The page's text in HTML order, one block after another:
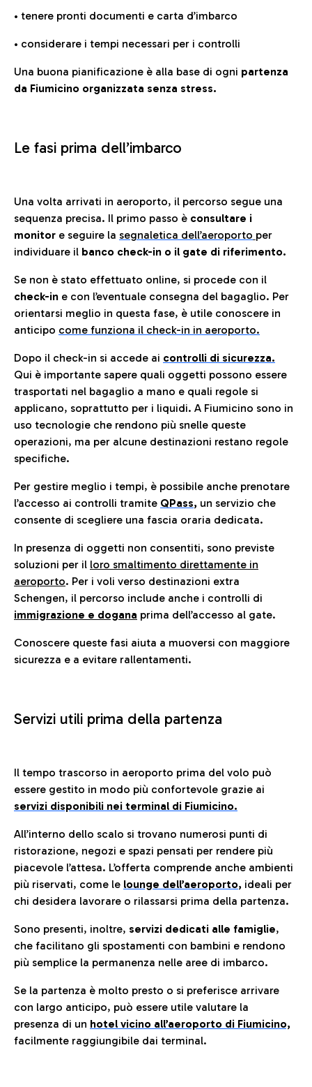
• tenere pronti documenti e carta d’imbarco
• considerare i tempi necessari per i controlli
Una buona pianificazione è alla base di ogni partenza
da Fiumicino organizzata senza stress.
Le fasi prima dell’imbarco
Una volta arrivati in aeroporto, il percorso segue una
sequenza precisa. Il primo passo è consultare i
monitor e seguire la segnaletica dell’aeroporto per
individuare il banco check-in o il gate di riferimento.
Se non è stato effettuato online, si procede con il
check-in e con l’eventuale consegna del bagaglio. Per
orientarsi meglio in questa fase, è utile conoscere in
anticipo come funziona il check-in in aeroporto.
Dopo il check-in si accede ai controlli di sicurezza.
Qui è importante sapere quali oggetti possono essere
trasportati nel bagaglio a mano e quali regole si
applicano, soprattutto per i liquidi. A Fiumicino sono in
uso tecnologie che rendono più snelle queste
operazioni, ma per alcune destinazioni restano regole
specifiche.
Per gestire meglio i tempi, è possibile anche prenotare
l’accesso ai controlli tramite QPass, un servizio che
consente di scegliere una fascia oraria dedicata.
In presenza di oggetti non consentiti, sono previste
soluzioni per il loro smaltimento direttamente in
aeroporto. Per i voli verso destinazioni extra
Schengen, il percorso include anche i controlli di
immigrazione e dogana prima dell’accesso al gate.
Conoscere queste fasi aiuta a muoversi con maggiore
sicurezza e a evitare rallentamenti.
Servizi utili prima della partenza
Il tempo trascorso in aeroporto prima del volo può
essere gestito in modo più confortevole grazie ai
servizi disponibili nei terminal di Fiumicino.
All’interno dello scalo si trovano numerosi punti di
ristorazione, negozi e spazi pensati per rendere più
piacevole l’attesa. L’offerta comprende anche ambienti
più riservati, come le lounge dell’aeroporto, ideali per
chi desidera lavorare o rilassarsi prima della partenza.
Sono presenti, inoltre, servizi dedicati alle famiglie,
che facilitano gli spostamenti con bambini e rendono
più semplice la permanenza nelle aree di imbarco.
Se la partenza è molto presto o si preferisce arrivare
con largo anticipo, può essere utile valutare la
presenza di un hotel vicino all’aeroporto di Fiumicino,
facilmente raggiungibile dai terminal.